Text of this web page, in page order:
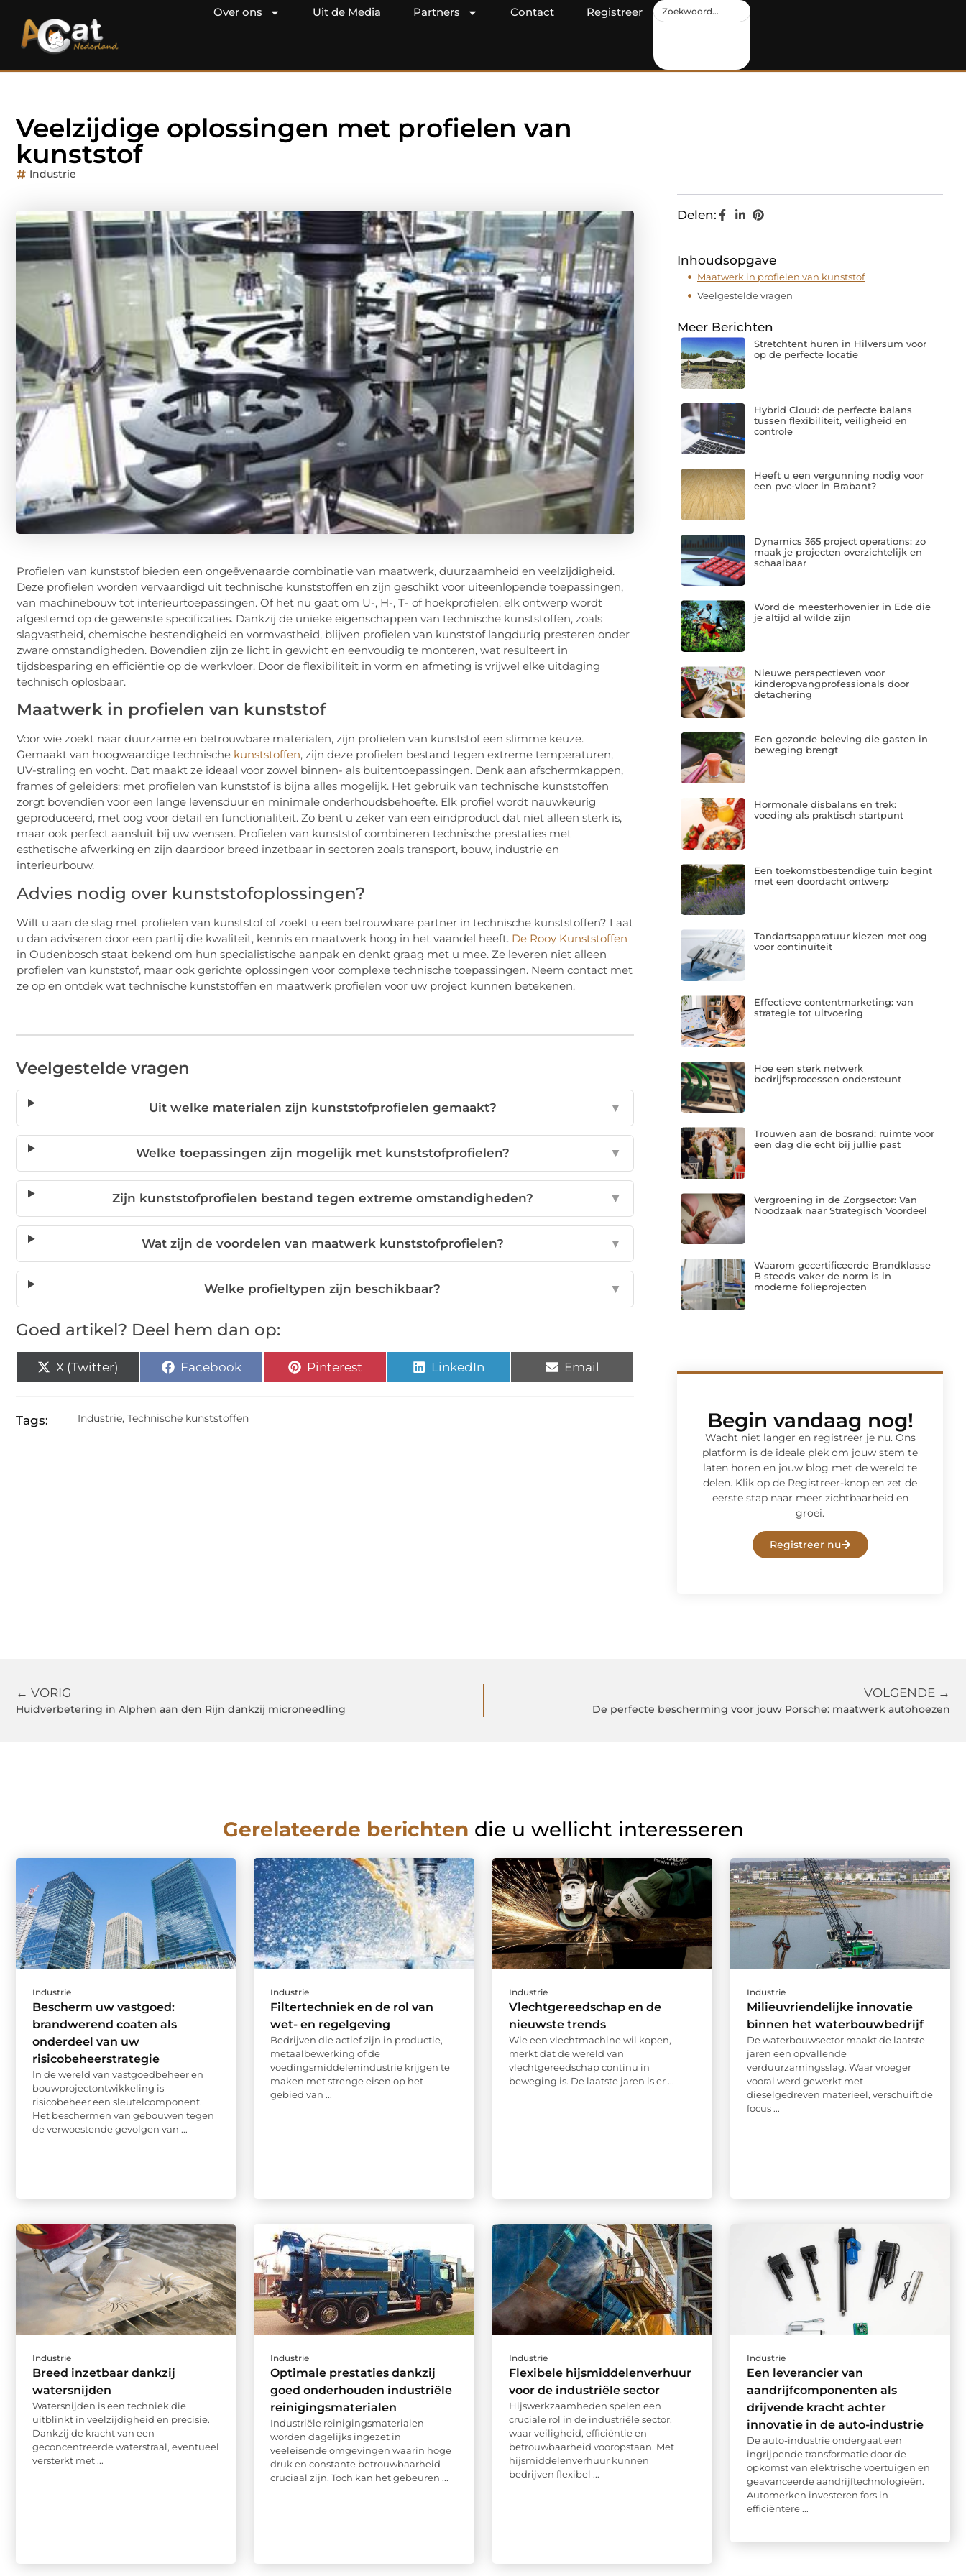
Over ons Uit de Media Partners Contact Registreer
Veelzijdige oplossingen met profielen van
kunststof
Industrie
Profielen van kunststof bieden een ongeëvenaarde combinatie van maatwerk, duurzaamheid en veelzijdigheid.
Deze profielen worden vervaardigd uit technische kunststoffen en zijn geschikt voor uiteenlopende toepassingen,
van machinebouw tot interieurtoepassingen. Of het nu gaat om U-, H-, T- of hoekprofielen: elk ontwerp wordt
afgestemd op de gewenste specificaties. Dankzij de unieke eigenschappen van technische kunststoffen, zoals
slagvastheid, chemische bestendigheid en vormvastheid, blijven profielen van kunststof langdurig presteren onder
zware omstandigheden. Bovendien zijn ze licht in gewicht en eenvoudig te monteren, wat resulteert in
tijdsbesparing en efficiëntie op de werkvloer. Door de flexibiliteit in vorm en afmeting is vrijwel elke uitdaging
technisch oplosbaar.
Maatwerk in profielen van kunststof
Voor wie zoekt naar duurzame en betrouwbare materialen, zijn profielen van kunststof een slimme keuze.
Gemaakt van hoogwaardige technische kunststoffen, zijn deze profielen bestand tegen extreme temperaturen,
UV-straling en vocht. Dat maakt ze ideaal voor zowel binnen- als buitentoepassingen. Denk aan afschermkappen,
frames of geleiders: met profielen van kunststof is bijna alles mogelijk. Het gebruik van technische kunststoffen
zorgt bovendien voor een lange levensduur en minimale onderhoudsbehoefte. Elk profiel wordt nauwkeurig
geproduceerd, met oog voor detail en functionaliteit. Zo bent u zeker van een eindproduct dat niet alleen sterk is,
maar ook perfect aansluit bij uw wensen. Profielen van kunststof combineren technische prestaties met
esthetische afwerking en zijn daardoor breed inzetbaar in sectoren zoals transport, bouw, industrie en
interieurbouw.
Advies nodig over kunststofoplossingen?
Wilt u aan de slag met profielen van kunststof of zoekt u een betrouwbare partner in technische kunststoffen? Laat
u dan adviseren door een partij die kwaliteit, kennis en maatwerk hoog in het vaandel heeft. De Rooy Kunststoffen
in Oudenbosch staat bekend om hun specialistische aanpak en denkt graag met u mee. Ze leveren niet alleen
profielen van kunststof, maar ook gerichte oplossingen voor complexe technische toepassingen. Neem contact met
ze op en ontdek wat technische kunststoffen en maatwerk profielen voor uw project kunnen betekenen.
Veelgestelde vragen
Uit welke materialen zijn kunststofprofielen gemaakt? ▼
Welke toepassingen zijn mogelijk met kunststofprofielen? ▼
Zijn kunststofprofielen bestand tegen extreme omstandigheden? ▼
Wat zijn de voordelen van maatwerk kunststofprofielen? ▼
Welke profieltypen zijn beschikbaar? ▼
Goed artikel? Deel hem dan op:
X (Twitter) Facebook Pinterest LinkedIn Email
Tags: Industrie, Technische kunststoffen
Delen:
Inhoudsopgave
Maatwerk in profielen van kunststof
Veelgestelde vragen
Meer Berichten
Stretchtent huren in Hilversum voor
op de perfecte locatie
Hybrid Cloud: de perfecte balans
tussen flexibiliteit, veiligheid en
controle
Heeft u een vergunning nodig voor
een pvc-vloer in Brabant?
Dynamics 365 project operations: zo
maak je projecten overzichtelijk en
schaalbaar
Word de meesterhovenier in Ede die
je altijd al wilde zijn
Nieuwe perspectieven voor
kinderopvangprofessionals door
detachering
Een gezonde beleving die gasten in
beweging brengt
Hormonale disbalans en trek:
voeding als praktisch startpunt
Een toekomstbestendige tuin begint
met een doordacht ontwerp
Tandartsapparatuur kiezen met oog
voor continuïteit
Effectieve contentmarketing: van
strategie tot uitvoering
Hoe een sterk netwerk
bedrijfsprocessen ondersteunt
Trouwen aan de bosrand: ruimte voor
een dag die echt bij jullie past
Vergroening in de Zorgsector: Van
Noodzaak naar Strategisch Voordeel
Waarom gecertificeerde Brandklasse
B steeds vaker de norm is in
moderne folieprojecten
Begin vandaag nog!
Wacht niet langer en registreer je nu. Ons
platform is de ideale plek om jouw stem te
laten horen en jouw blog met de wereld te
delen. Klik op de Registreer-knop en zet de
eerste stap naar meer zichtbaarheid en
groei.
Registreer nu
← VORIG
Huidverbetering in Alphen aan den Rijn dankzij microneedling
VOLGENDE →
De perfecte bescherming voor jouw Porsche: maatwerk autohoezen
Gerelateerde berichten die u wellicht interesseren
Industrie
Bescherm uw vastgoed:
brandwerend coaten als
onderdeel van uw
risicobeheerstrategie
In de wereld van vastgoedbeheer en
bouwprojectontwikkeling is
risicobeheer een sleutelcomponent.
Het beschermen van gebouwen tegen
de verwoestende gevolgen van ...
Industrie
Filtertechniek en de rol van
wet- en regelgeving
Bedrijven die actief zijn in productie,
metaalbewerking of de
voedingsmiddelenindustrie krijgen te
maken met strenge eisen op het
gebied van ...
Industrie
Vlechtgereedschap en de
nieuwste trends
Wie een vlechtmachine wil kopen,
merkt dat de wereld van
vlechtgereedschap continu in
beweging is. De laatste jaren is er ...
Industrie
Milieuvriendelijke innovatie
binnen het waterbouwbedrijf
De waterbouwsector maakt de laatste
jaren een opvallende
verduurzamingsslag. Waar vroeger
vooral werd gewerkt met
dieselgedreven materieel, verschuift de
focus ...
Industrie
Breed inzetbaar dankzij
watersnijden
Watersnijden is een techniek die
uitblinkt in veelzijdigheid en precisie.
Dankzij de kracht van een
geconcentreerde waterstraal, eventueel
versterkt met ...
Industrie
Optimale prestaties dankzij
goed onderhouden industriële
reinigingsmaterialen
Industriële reinigingsmaterialen
worden dagelijks ingezet in
veeleisende omgevingen waarin hoge
druk en constante betrouwbaarheid
cruciaal zijn. Toch kan het gebeuren ...
Industrie
Flexibele hijsmiddelenverhuur
voor de industriële sector
Hijswerkzaamheden spelen een
cruciale rol in de industriële sector,
waar veiligheid, efficiëntie en
betrouwbaarheid vooropstaan. Met
hijsmiddelenverhuur kunnen
bedrijven flexibel ...
Industrie
Een leverancier van
aandrijfcomponenten als
drijvende kracht achter
innovatie in de auto-industrie
De auto-industrie ondergaat een
ingrijpende transformatie door de
opkomst van elektrische voertuigen en
geavanceerde aandrijftechnologieën.
Automerken investeren fors in
efficiëntere ...